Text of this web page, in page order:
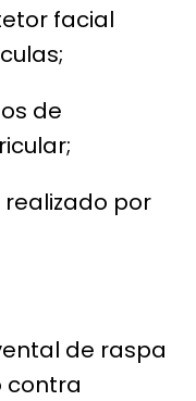
facial
de
por
de raspa
contra